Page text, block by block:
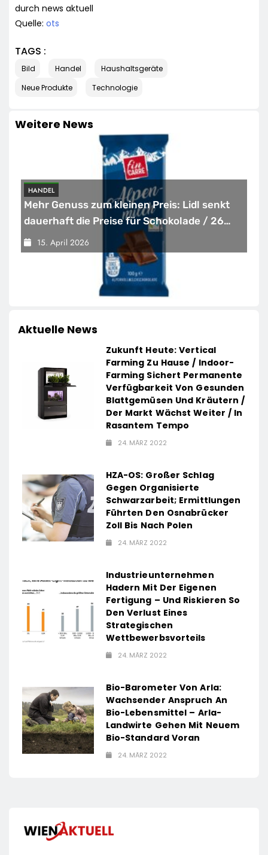
durch news aktuell
Quelle: ots
TAGS :
Bild Handel
Haushaltsgeräte
Neue Produkte
Technologie
Weitere News
HANDEL
Mehr Genuss zum kleinen Preis: Lidl senkt
dauerhaft die Preise für Schokolade / 26
Schokoladenartikel jetzt bis zu 13 Prozent
günstiger
15. April 2026
Aktuelle News
Zukunft Heute: Vertical
Farming Zu Hause / Indoor-
Farming Sichert Permanente
Verfügbarkeit Von Gesunden
Blattgemüsen Und Kräutern /
Der Markt Wächst Weiter / In
Rasantem Tempo
24. MÄRZ 2022
HZA-OS: Großer Schlag
Gegen Organisierte
Schwarzarbeit; Ermittlungen
Führten Den Osnabrücker
Zoll Bis Nach Polen
24. MÄRZ 2022
Industrieunternehmen
Hadern Mit Der Eigenen
Fertigung – Und Riskieren So
Den Verlust Eines
Strategischen
Wettbewerbsvorteils
24. MÄRZ 2022
Bio-Barometer Von Arla:
Wachsender Anspruch An
Bio-Lebensmittel – Arla-
Landwirte Gehen Mit Neuem
Bio-Standard Voran
24. MÄRZ 2022